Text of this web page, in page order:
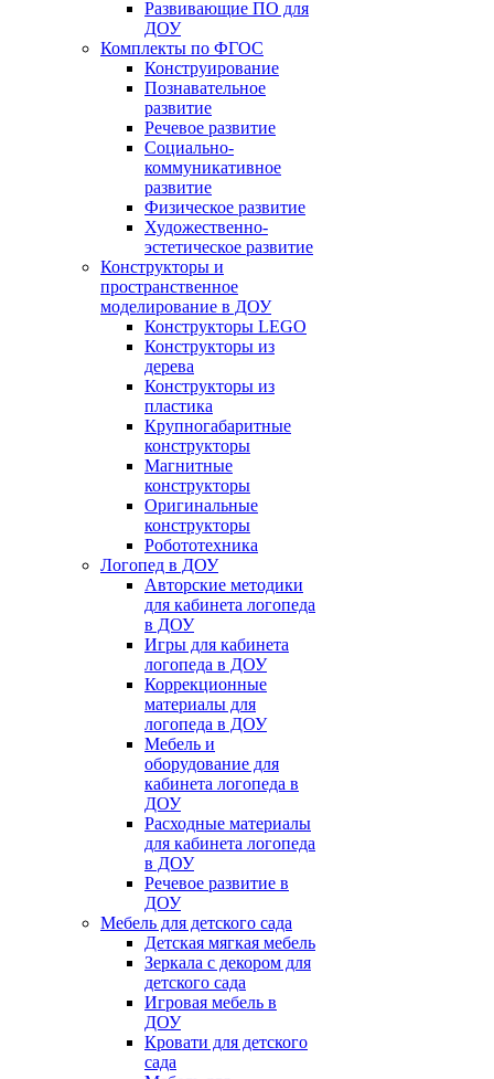
Развивающие ПО для
ДОУ
Комплекты по ФГОС
Конструирование
Познавательное
развитие
Речевое развитие
Социально-
коммуникативное
развитие
Физическое развитие
Художественно-
эстетическое развитие
Конструкторы и
пространственное
моделирование в ДОУ
Конструкторы LEGO
Конструкторы из
дерева
Конструкторы из
пластика
Крупногабаритные
конструкторы
Магнитные
конструкторы
Оригинальные
конструкторы
Робототехника
Логопед в ДОУ
Авторские методики
для кабинета логопеда
в ДОУ
Игры для кабинета
логопеда в ДОУ
Коррекционные
материалы для
логопеда в ДОУ
Мебель и
оборудование для
кабинета логопеда в
ДОУ
Расходные материалы
для кабинета логопеда
в ДОУ
Речевое развитие в
ДОУ
Мебель для детского сада
Детская мягкая мебель
Зеркала с декором для
детского сада
Игровая мебель в
ДОУ
Кровати для детского
сада